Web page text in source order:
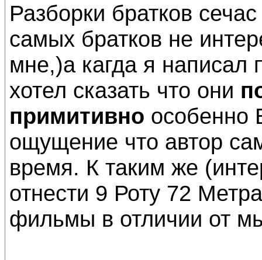
Разборки братков
самых братков не
мне,)а кагда я написал
хотел сказать что они
примитивно особенно
ощущение что автор
время. К таким же
отнести 9 Роту 72
фильмы в отличии от